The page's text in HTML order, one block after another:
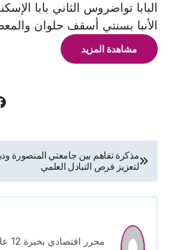
البابا تواضروس الثاني بابا
الأنبا بسنتي أسقف حلوان والمعصرة عن عمر
مشاهدة المزيد
تصفّح
المقالات
مذكرة تفاهم بين جامعتي المنصورة
لتعزيز فرص التبادل العلمي